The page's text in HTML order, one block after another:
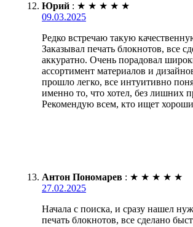
Юрий : ★ ★ ★ ★ ★
09.03.2025
Редко встречаю такую
Заказывал печать блокнотов, все
аккуратно. Очень порадовал
ассортимент материалов и
прошло легко, все интуитивно
именно то, что хотел, без лишних
Рекомендую всем, кто ищет
Антон Пономарев : ★ ★ ★ ★ ★
27.02.2025
Начала с поиска, и сразу нашел
печать блокнотов, все сделано